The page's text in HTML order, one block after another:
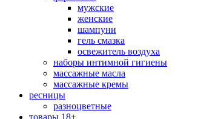
мужские
женские
шампуни
гель смазка
освежитель воздуха
наборы интимной гигиены
массажные масла
массажные кремы
ресницы
разноцветные
товары 18+